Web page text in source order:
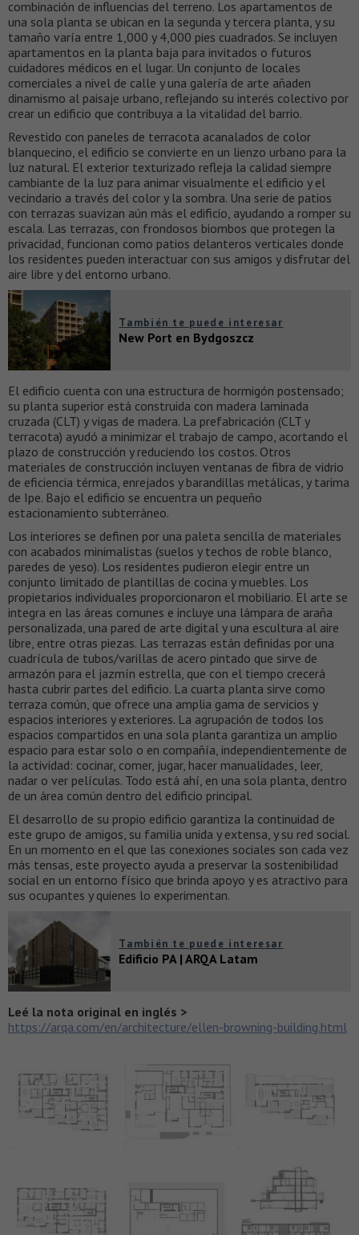
combinación de influencias del terreno. Los apartamentos de
una sola planta se ubican en la segunda y tercera planta, y su
tamaño varía entre 1,000 y 4,000 pies cuadrados. Se incluyen
apartamentos en la planta baja para invitados o futuros
cuidadores médicos en el lugar. Un conjunto de locales
comerciales a nivel de calle y una galería de arte añaden
dinamismo al paisaje urbano, reflejando su interés colectivo por
crear un edificio que contribuya a la vitalidad del barrio.
Revestido con paneles de terracota acanalados de color
blanquecino, el edificio se convierte en un lienzo urbano para la
luz natural. El exterior texturizado refleja la calidad siempre
cambiante de la luz para animar visualmente el edificio y el
vecindario a través del color y la sombra. Una serie de patios
con terrazas suavizan aún más el edificio, ayudando a romper su
escala. Las terrazas, con frondosos biombos que protegen la
privacidad, funcionan como patios delanteros verticales donde
los residentes pueden interactuar con sus amigos y disfrutar del
aire libre y del entorno urbano.
También te puede interesar
New Port en Bydgoszcz
El edificio cuenta con una estructura de hormigón postensado;
su planta superior está construida con madera laminada
cruzada (CLT) y vigas de madera. La prefabricación (CLT y
terracota) ayudó a minimizar el trabajo de campo, acortando el
plazo de construcción y reduciendo los costos. Otros
materiales de construcción incluyen ventanas de fibra de vidrio
de eficiencia térmica, enrejados y barandillas metálicas, y tarima
de Ipe. Bajo el edificio se encuentra un pequeño
estacionamiento subterráneo.
Los interiores se definen por una paleta sencilla de materiales
con acabados minimalistas (suelos y techos de roble blanco,
paredes de yeso). Los residentes pudieron elegir entre un
conjunto limitado de plantillas de cocina y muebles. Los
propietarios individuales proporcionaron el mobiliario. El arte se
integra en las áreas comunes e incluye una lámpara de araña
personalizada, una pared de arte digital y una escultura al aire
libre, entre otras piezas. Las terrazas están definidas por una
cuadrícula de tubos/varillas de acero pintado que sirve de
armazón para el jazmín estrella, que con el tiempo crecerá
hasta cubrir partes del edificio. La cuarta planta sirve como
terraza común, que ofrece una amplia gama de servicios y
espacios interiores y exteriores. La agrupación de todos los
espacios compartidos en una sola planta garantiza un amplio
espacio para estar solo o en compañía, independientemente de
la actividad: cocinar, comer, jugar, hacer manualidades, leer,
nadar o ver películas. Todo está ahí, en una sola planta, dentro
de un área común dentro del edificio principal.
El desarrollo de su propio edificio garantiza la continuidad de
este grupo de amigos, su familia unida y extensa, y su red social.
En un momento en el que las conexiones sociales son cada vez
más tensas, este proyecto ayuda a preservar la sostenibilidad
social en un entorno físico que brinda apoyo y es atractivo para
sus ocupantes y quienes lo experimentan.
También te puede interesar
Edificio PA | ARQA Latam
Leé la nota original en inglés >
https://arqa.com/en/architecture/ellen-browning-building.html